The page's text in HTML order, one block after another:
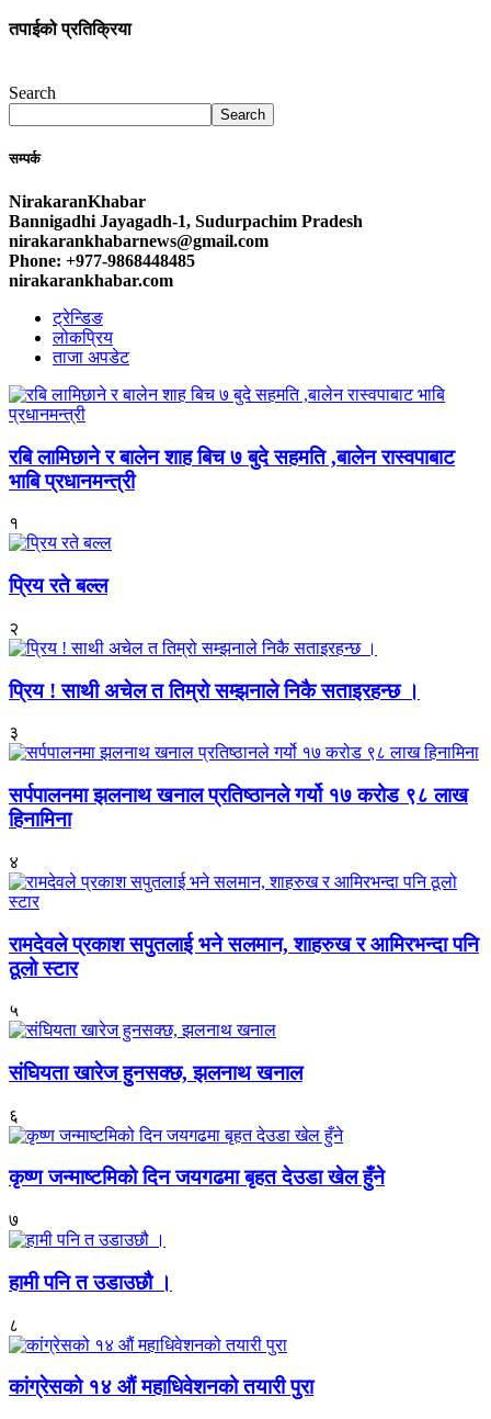
तपाईको प्रतिक्रिया
Search
Search
सम्पर्क
NirakaranKhabar
Bannigadhi Jayagadh-1, Sudurpachim Pradesh
nirakarankhabarnews@gmail.com
Phone: +977-9868448485
nirakarankhabar.com
ट्रेन्डिङ
लोकप्रिय
ताजा अपडेट
रबि लामिछाने र बालेन शाह बिच ७ बुदे सहमति ,बालेन रास्वपाबाट
भाबि प्रधानमन्त्री
१
प्रिय रते बल्ल
२
प्रिय ! साथी अचेल त तिम्रो सम्झनाले निकै सताइरहन्छ ।
३
सर्पपालनमा झलनाथ खनाल प्रतिष्ठानले गर्यो १७ करोड ९८ लाख
हिनामिना
४
रामदेवले प्रकाश सपुतलाई भने सलमान, शाहरुख र आमिरभन्दा पनि
ठूलो स्टार
५
संघियता खारेज हुनसक्छ, झलनाथ खनाल
६
कृष्ण जन्माष्टमिको दिन जयगढमा बृहत देउडा खेल हुँने
७
हामी पनि त उडाउछौ ।
८
कांग्रेसको १४ औं महाधिवेशनको तयारी पुरा